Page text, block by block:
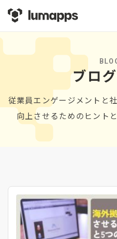
ブロ
従業員エンゲージメントと
向上させるためのヒント